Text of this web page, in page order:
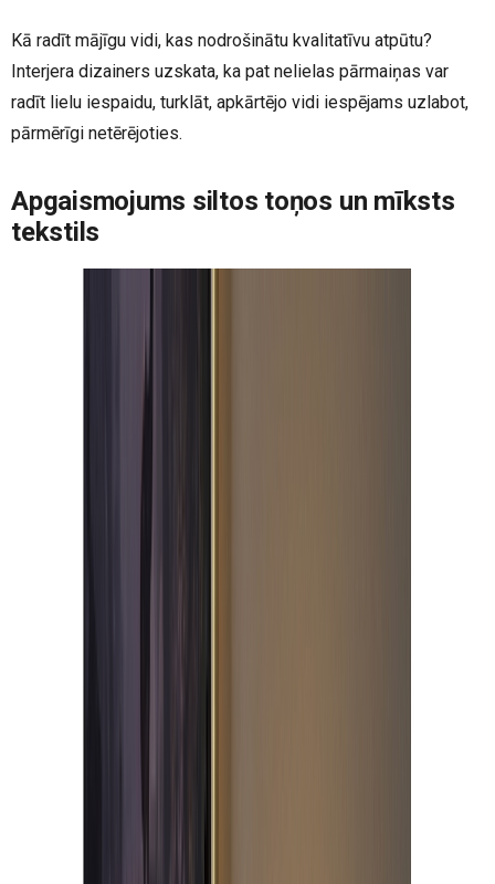
Kā radīt mājīgu vidi, kas nodrošinātu kvalitatīvu atpūtu?
Interjera dizainers uzskata, ka pat nelielas pārmaiņas var
radīt lielu iespaidu, turklāt, apkārtējo vidi iespējams uzlabot,
pārmērīgi netērējoties.
Apgaismojums siltos toņos un mīksts
tekstils